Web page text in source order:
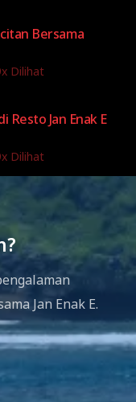
Bersama
Dilihat
Jan Enak E
Dilihat
Jan Enak E.